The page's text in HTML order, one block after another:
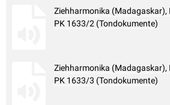
Ziehharmonika
PK 1633/2 (Tondokumente)
Ziehharmonika
PK 1633/3 (Tondokumente)